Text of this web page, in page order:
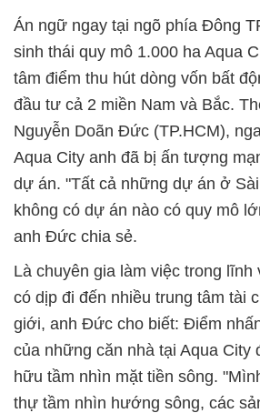
Án ngữ ngay tại ngõ phía Đông
sinh thái quy mô 1.000 ha Aqua
tâm điểm thu hút dòng vốn bất
đầu tư cả 2 miền Nam và Bắc.
Nguyễn Doãn Đức (TP.HCM),
Aqua City anh đã bị ấn tượng
dự án. "Tất cả những dự án ở
không có dự án nào có quy mô
anh Đức chia sẻ.
Là chuyên gia làm việc trong
có dịp đi đến nhiều trung tâm tài
giới, anh Đức cho biết: Điểm
của những căn nhà tại Aqua City
hữu tầm nhìn mặt tiền sông.
thự tầm nhìn hướng sông, các